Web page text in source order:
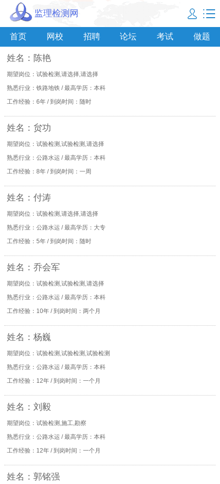
监理检测网
首页 网校 招聘 论坛 考试 做题
姓名：陈艳
期望岗位：试验检测,请选择,请选择
熟悉行业：铁路地铁 / 最高学历：本科
工作经验：6年 / 到岗时间：随时
姓名：贠功
期望岗位：试验检测,试验检测,请选择
熟悉行业：公路水运 / 最高学历：本科
工作经验：8年 / 到岗时间：一周
姓名：付涛
期望岗位：试验检测,请选择,请选择
熟悉行业：公路水运 / 最高学历：大专
工作经验：5年 / 到岗时间：随时
姓名：乔会军
期望岗位：试验检测,试验检测,请选择
熟悉行业：公路水运 / 最高学历：本科
工作经验：10年 / 到岗时间：两个月
姓名：杨巍
期望岗位：试验检测,试验检测,试验检测
熟悉行业：公路水运 / 最高学历：本科
工作经验：12年 / 到岗时间：一个月
姓名：刘毅
期望岗位：试验检测,施工,勘察
熟悉行业：公路水运 / 最高学历：本科
工作经验：12年 / 到岗时间：一个月
姓名：郭铭强